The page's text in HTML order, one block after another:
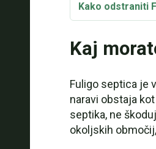
Kako odstraniti
Življenjski cikel
Taksonomija
Sinonimi in sorte
Kaj
Fuligo septica je
naravi obstaja
septika, ne
okoljskih